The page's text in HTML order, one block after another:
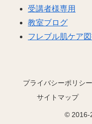
受講者様専用
教室ブログ
フレブル肌ケア
プライバシーポリシー
サイトマップ
© 2016-